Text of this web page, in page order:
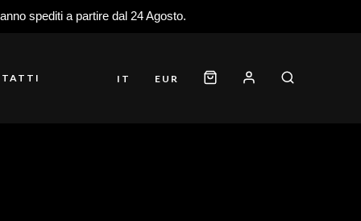
spediti a partire dal 24 Agosto.
IT EUR